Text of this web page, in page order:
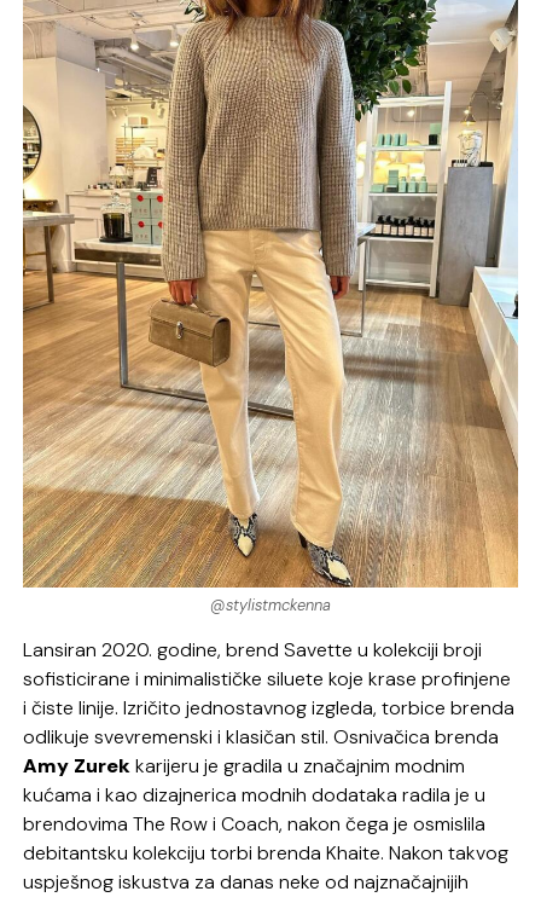
@stylistmckenna
Lansiran 2020. godine, brend Savette u kolekciji broji
sofisticirane i minimalističke siluete koje krase profinjene
i čiste linije. Izričito jednostavnog izgleda, torbice brenda
odlikuje svevremenski i klasičan stil. Osnivačica brenda
Amy Zurekkarijeru je gradila u značajnim modnim
kućama i kao dizajnerica modnih dodataka radila je u
brendovima The Row i Coach, nakon čega je osmislila
debitantsku kolekciju torbi brenda Khaite. Nakon takvog
uspješnog iskustva za danas neke od najznačajnijih